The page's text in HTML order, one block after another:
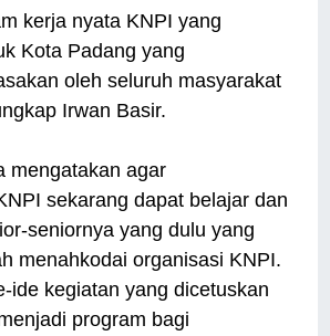
kerja nyata KNPI yang
Kota Padang yang
oleh seluruh masyarakat
Irwan Basir.
mengatakan agar
sekarang dapat belajar dan
seniornya yang dulu yang
menahkodai organisasi KNPI.
ide kegiatan yang dicetuskan
program bagi